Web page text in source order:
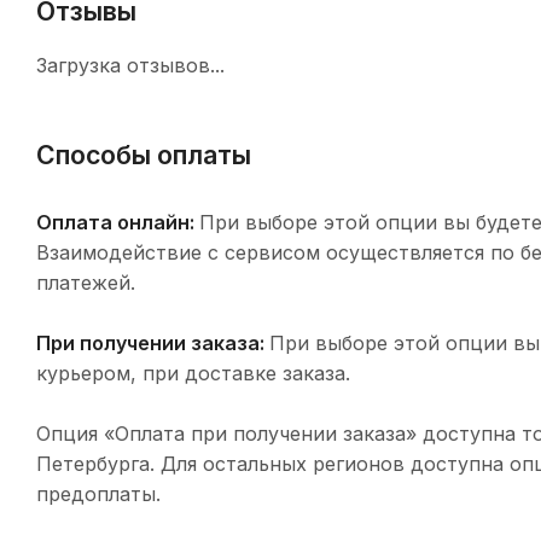
Отзывы
Загрузка отзывов...
Способы оплаты
Оплата онлайн: При выборе этой опции вы
Взаимодействие с сервисом осуществляется по
платежей.
При получении заказа: При выборе этой опции
курьером, при доставке заказа.
Опция «Оплата при получении заказа» доступна
Петербурга. Для остальных регионов доступна
предоплаты.